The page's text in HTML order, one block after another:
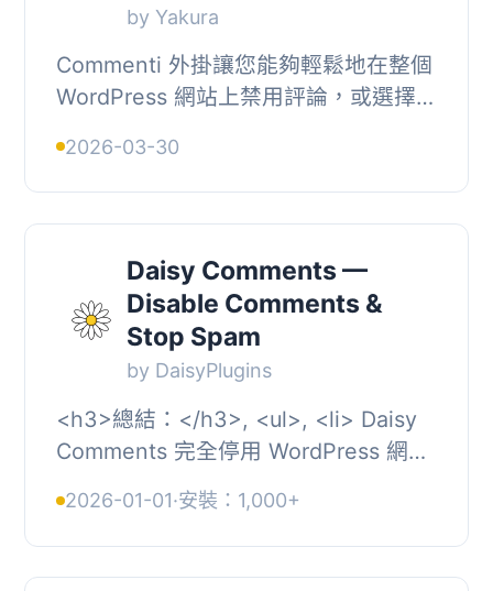
by Yakura
Commenti 外掛讓您能夠輕鬆地在整個
WordPress 網站上禁用評論，或選擇性
面的多站點支持，並可透過 WP-CLI 命
令進行操作...
2026-03-30
Daisy Comments —
Disable Comments &
Stop Spam
by DaisyPlugins
<h3>總結：</h3>, <ul>, <li> Daisy
Comments 完全停用 WordPress 網站
所有...
2026-01-01·安裝：1,000+